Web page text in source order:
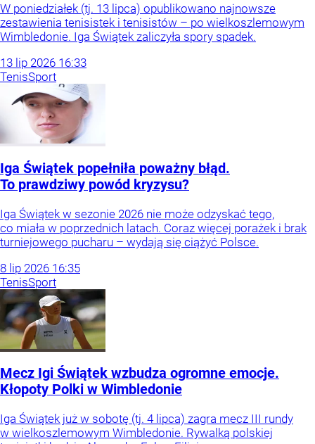
W poniedziałek (tj. 13 lipca) opublikowano najnowsze
zestawienia tenisistek i tenisistów – po wielkoszlemowym
Wimbledonie. Iga Świątek zaliczyła spory spadek.
13 lip 2026 16:33
TenisSport
Iga Świątek popełniła poważny błąd.
To prawdziwy powód kryzysu?
Iga Świątek w sezonie 2026 nie może odzyskać tego,
co miała w poprzednich latach. Coraz więcej porażek i brak
turniejowego pucharu – wydają się ciążyć Polsce.
8 lip 2026 16:35
TenisSport
Mecz Igi Świątek wzbudza ogromne emocje.
Kłopoty Polki w Wimbledonie
Iga Świątek już w sobotę (tj. 4 lipca) zagra mecz III rundy
w wielkoszlemowym Wimbledonie. Rywalką polskiej